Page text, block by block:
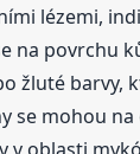
lézemi,
na povrchu
žluté barvy,
se mohou